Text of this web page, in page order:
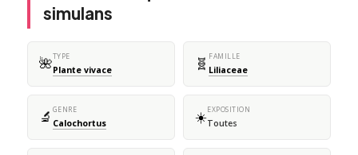
simulans
🌺TYPE
Plante vivace 🧬 FAMILLE
Liliaceae
🔬 GENRE
Calochortus ☀️EXPOSITION
Toutes